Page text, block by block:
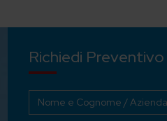
Richiedi Preventivo